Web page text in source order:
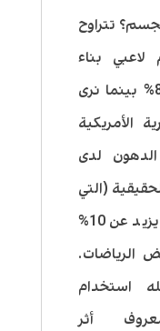
تتراوح
بناء
بينما نرى
الأمريكية
لدى
(التي
تمنع استخدام الهورمونات) يزيد عن 10%
في بعض الرياضات.
استخدام
أثر